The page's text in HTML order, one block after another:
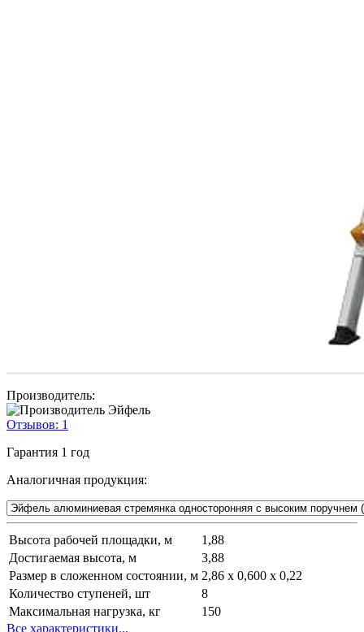
Производитель:
Отзывов: 1
Гарантия 1 год
Аналогичная продукция:
Высота рабочей площадки, м
1,88
Достигаемая высота, м
3,88
Размер в сложенном состоянии, м 2,86 х 0,600 х 0,22
Количество ступеней, шт
8
Максимальная нагрузка, кг
150
Все характеристики...